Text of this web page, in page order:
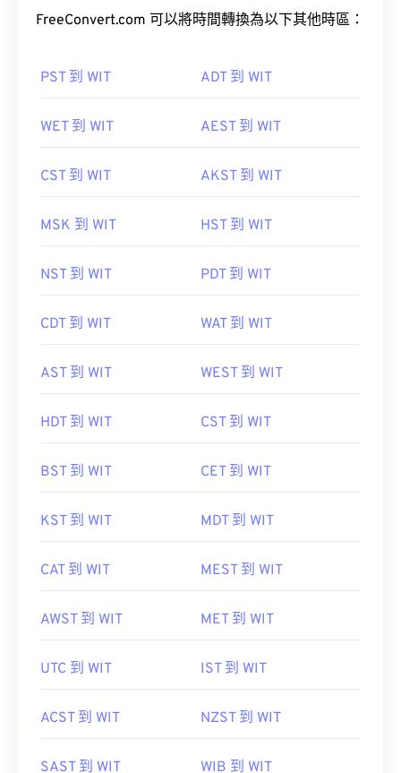
FreeConvert.com 可以將時間轉換為以下其他時區：
PST 到 WIT ADT 到 WIT
WET 到 WIT AEST 到 WIT
CST 到 WIT AKST 到 WIT
MSK 到 WIT HST 到 WIT
NST 到 WIT PDT 到 WIT
CDT 到 WIT WAT 到 WIT
AST 到 WIT WEST 到 WIT
HDT 到 WIT CST 到 WIT
BST 到 WIT CET 到 WIT
KST 到 WIT MDT 到 WIT
CAT 到 WIT MEST 到 WIT
AWST 到 WIT MET 到 WIT
UTC 到 WIT IST 到 WIT
ACST 到 WIT NZST 到 WIT
SAST 到 WIT WIB 到 WIT